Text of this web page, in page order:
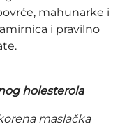
mahunarke i
i pravilno
holesterola
maslačka